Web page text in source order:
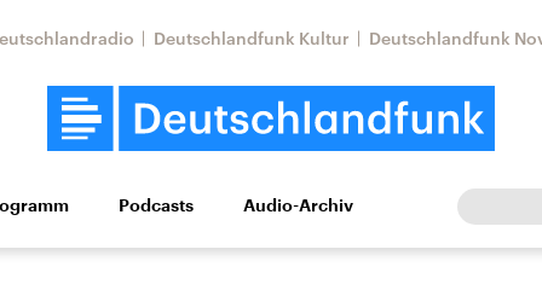
Deutschlandfunk Kultur Deutschlandfunk
Wissen Kultur Europa
Podcasts Audio-Archiv